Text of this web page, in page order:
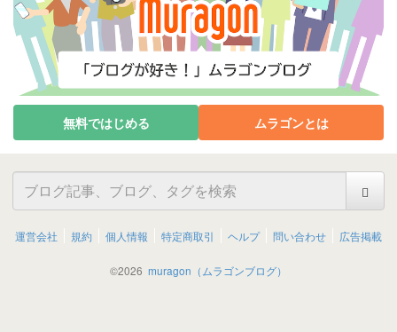
無料ではじめる ムラゴンとは
運営会社 規約 個人情報 特定商取引 ヘルプ 問い合わせ 広告掲載
©2026 muragon（ムラゴンブログ）